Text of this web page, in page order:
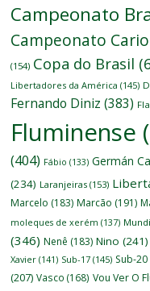
Campeonato
Campeonato
(154) Copa do Brasil
Libertadores da América (145)
Fernando Diniz (383)
Fluminense
(404) Fábio (133) Germán
(234) Laranjeiras (153)
Marcelo (183) Marcão (191)
moleques de xerém (137)
(346) Nenê (183) Nino (241)
Xavier (141) Sub-17 (145) Sub-20
(207) Vasco (168) Vou Ver O